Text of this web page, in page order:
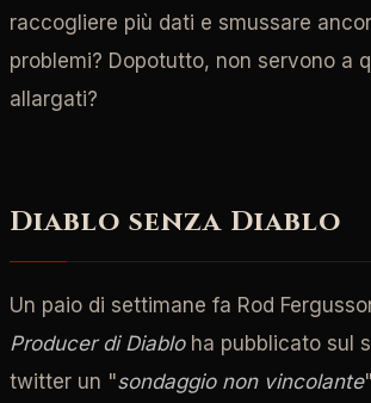
raccogliere più dati e smussare
problemi? Dopotutto, non servono a
allargati?
Diablo senza Diablo
Un paio di settimane fa Rod
Producer di Diabloha pubblicato sul
twitter un "sondaggio non vincolante